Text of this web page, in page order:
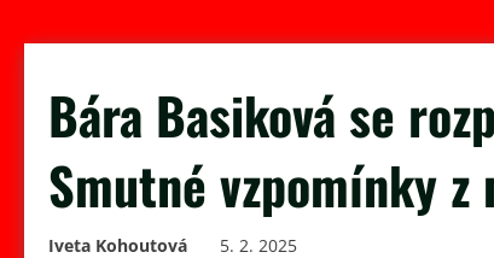
Bára Basiková se
Smutné vzpomínky
Iveta Kohoutová 5. 2. 2025